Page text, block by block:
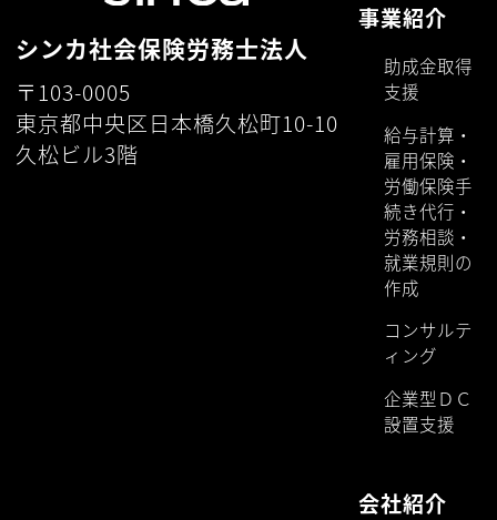
シンカ社会保険労務士法人
〒103-0005
東京都中央区日本橋久松町10-10
久松ビル3階
事業紹介
助成金取得
支援
給与計算・
雇用保険・
労働保険手
続き代行・
労務相談・
就業規則の
作成
コンサルテ
ィング
企業型ＤＣ
設置支援
会社紹介